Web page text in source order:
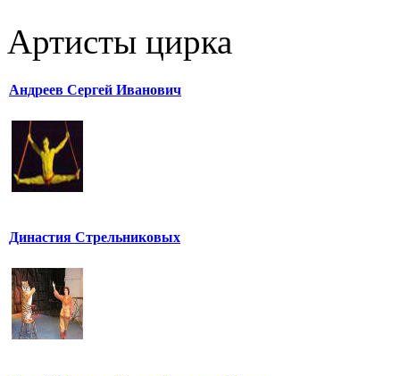
Артисты цирка
Андреев Сергей Иванович
Династия Стрельниковых